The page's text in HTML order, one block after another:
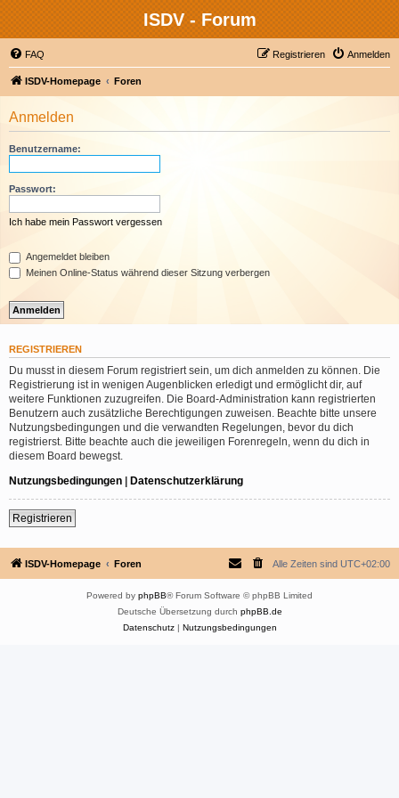
ISDV - Forum
FAQ Anmelden
Registrieren
ISDV-Homepage Foren
Anmelden
Benutzername:
Passwort:
Ich habe mein Passwort vergessen
Angemeldet bleiben
Meinen Online-Status während dieser Sitzung verbergen
REGISTRIEREN
Du musst in diesem Forum registriert sein, um dich anmelden zu können. Die
Registrierung ist in wenigen Augenblicken erledigt und ermöglicht dir, auf
weitere Funktionen zuzugreifen. Die Board-Administration kann registrierten
Benutzern auch zusätzliche Berechtigungen zuweisen. Beachte bitte unsere
Nutzungsbedingungen und die verwandten Regelungen, bevor du dich
registrierst. Bitte beachte auch die jeweiligen Forenregeln, wenn du dich in
diesem Board bewegst.
Nutzungsbedingungen | Datenschutzerklärung
Registrieren
ISDV-Homepage Foren Alle Zeiten sind UTC+02:00
Powered by phpBB® Forum Software © phpBB Limited
Deutsche Übersetzung durch phpBB.de
Datenschutz| Nutzungsbedingungen